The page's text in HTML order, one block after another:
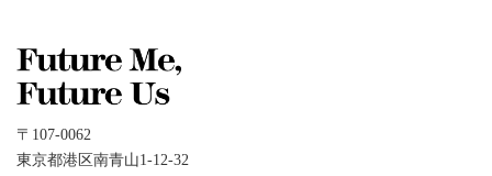
〒107-0062
東京都港区南青山1-12-32